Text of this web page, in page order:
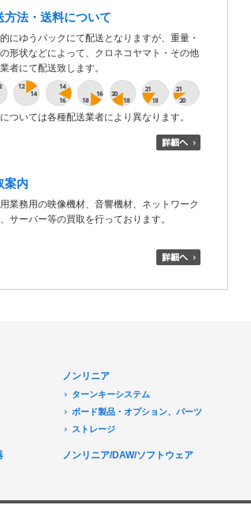
方法・送料について
にゆうパックにて配送となりますが、重量・
形状などによって、クロネコヤマト・その他
者にて配送致します。
ついては各種配送業者により異なります。
案内
業務用の映像機材、音響機材、ネットワーク
サーバー等の買取を行っております。
/リミッタ
ノンリニア
ターンキーシステム
ボード製品・オプション、パーツ
ストレージ
Modulater関連
ノンリニア/DAW/ソフトウェア